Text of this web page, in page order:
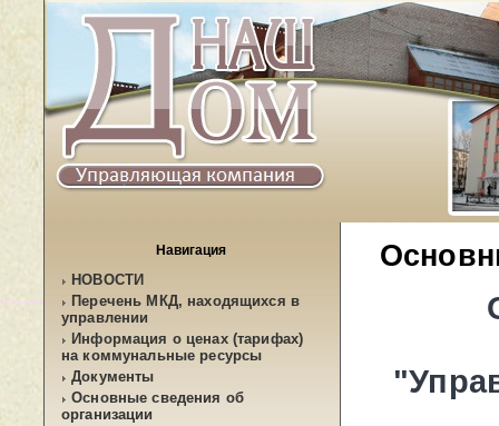
Навигация
НОВОСТИ
Перечень МКД, находящихся в
управлении
Информация о ценах (тарифах)
на коммунальные ресурсы
Документы
Основные сведения об
организации